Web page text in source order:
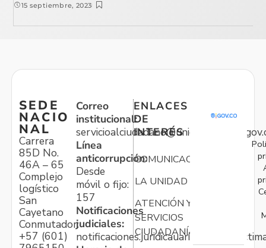
15 septiembre, 2023
SEDE
NACIO
NAL
Carrera
85D No.
46A – 65
Complejo
logístico
San
Cayetano
Conmutador:
+57 (601)
Correo
institucional:
Línea
anticorrupción:
Desde
móvil o fijo:
157
Notificaciones
judiciales:
ENLACES
DE
INTERÉS
COMUNICACIONES
LA UNIDAD
ATENCIÓN Y
SERVICIOS
CIUDADANÍA